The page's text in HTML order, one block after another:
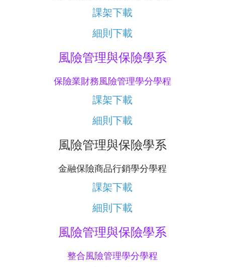
課架下載
細則下載
風險管理與保險學系
保險業財務風險管理學分學程
課架下載
細則下載
風險管理與保險學系
金融保險商品行銷學分學程
課架下載
細則下載
風險管理與保險學系
整合風險管理學分學程